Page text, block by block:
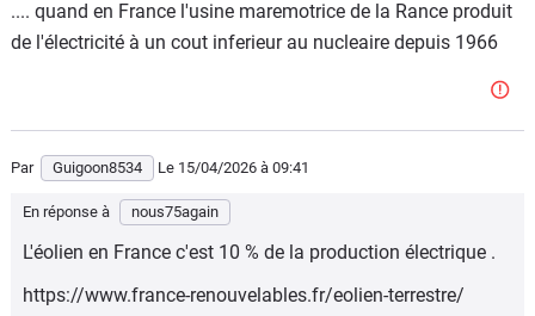
.... quand en France l'usine maremotrice de la Rance produit
de l'électricité à un cout inferieur au nucleaire depuis 1966
Par Guigoon8534 Le 15/04/2026 à 09:41
En réponse à nous75again
L'éolien en France c'est 10 % de la production électrique .
https://www.france-renouvelables.fr/eolien-terrestre/